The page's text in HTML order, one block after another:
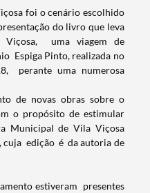
foi o cenário escolhido
do livro que leva
Viçosa, uma viagem de
Espiga Pinto, realizada no
perante uma numerosa
de novas obras sobre o
o propósito de estimular
Municipal de Vila Viçosa
cuja edição é da autoria de
estiveram presentes